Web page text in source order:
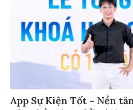
App Sự Kiện Tốt – Nền